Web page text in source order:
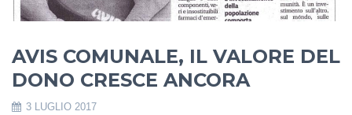
AVIS COMUNALE, IL VALORE DEL
DONO CRESCE ANCORA
3 LUGLIO 2017